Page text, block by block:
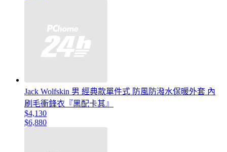
Jack Wolfskin 男 經典款單件式 防風防潑水保暖外套 內
刷毛衝鋒衣『黑配卡其』
$4,130
$6,880